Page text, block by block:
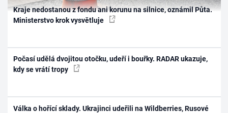
Kraje nedostanou z fondu ani korunu na silnice, oznámil Půta.
Ministerstvo krok vysvětluje
Počasí udělá dvojitou otočku, udeří i bouřky. RADAR ukazuje,
kdy se vrátí tropy
Válka o hořící sklady. Ukrajinci udeřili na Wildberries, Rusové